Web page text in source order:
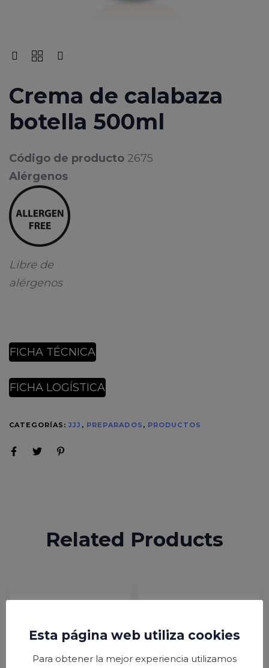
Crema de calabaza
botella 500ml
Código de producto 2675
Alérgenos
Libre de
alérgenos
FICHA TÉCNICA
FICHA LOGÍSTICA
CATEGORÍAS:JJJ , PREPARADOS , PRODUCTOS
Related Products
Esta página web utiliza cookies
Para obtener la mejor experiencia utilizamos